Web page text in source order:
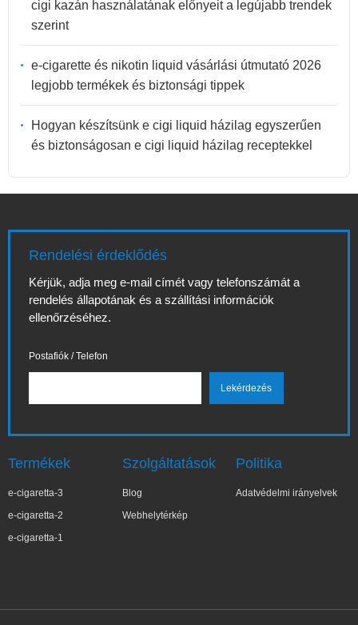
cigi kazán használatának előnyeit a legújabb trendek
szerint
e-cigarette és nikotin liquid vásárlási útmutató 2026
legjobb termékek és biztonsági tippek
Hogyan készítsünk e cigi liquid házilag egyszerűen
és biztonságosan e cigi liquid házilag receptekkel
Rendelési érdeklődés
Kérjük, adja meg e-mail címét vagy telefonszámát a
rendelés állapotának és a szállítási információk
ellenőrzéséhez.
Postafiók / Telefon
Termékek
e-cigaretta-3
e-cigaretta-2
e-cigaretta-1
Szolgáltatások
Blog
Webhelytérkép
Politika
Adatvédelmi irányelvek